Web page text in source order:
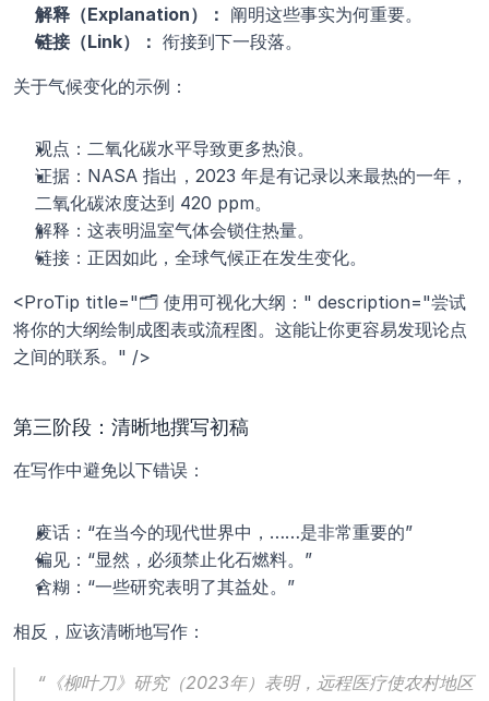
解释（Explanation）： 阐明这些事实为何重要。
链接（Link）： 衔接到下一段落。
关于气候变化的示例：
观点：二氧化碳水平导致更多热浪。
证据：NASA 指出，2023 年是有记录以来最热的一年，
二氧化碳浓度达到 420 ppm。
解释：这表明温室气体会锁住热量。
链接：正因如此，全球气候正在发生变化。
<ProTip title="🗂️ 使用可视化大纲：" description="尝试
将你的大纲绘制成图表或流程图。这能让你更容易发现论点
之间的联系。" />
第三阶段：清晰地撰写初稿
在写作中避免以下错误：
废话：“在当今的现代世界中，……是非常重要的”
偏见：“显然，必须禁止化石燃料。”
含糊：“一些研究表明了其益处。”
相反，应该清晰地写作：
“《柳叶刀》研究（2023年）表明，远程医疗使农村地区